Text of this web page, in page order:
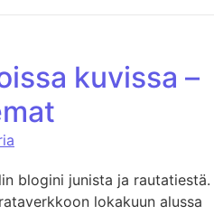
kuvissa –
blogini junista ja rautatiestä.
lokakuun alussa